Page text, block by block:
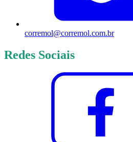
corremol@corremol.com.br
Redes Sociais